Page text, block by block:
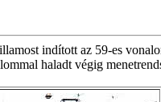
indított az 59-es
haladt végig